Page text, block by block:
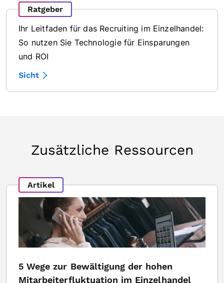
Ratgeber
Ihr Leitfaden für das Recruiting im Einzelhandel:
So nutzen Sie Technologie für Einsparungen
und ROI
Sicht
Zusätzliche Ressourcen
Artikel
5 Wege zur Bewältigung der hohen
Mitarbeiterfluktuation im Einzelhandel